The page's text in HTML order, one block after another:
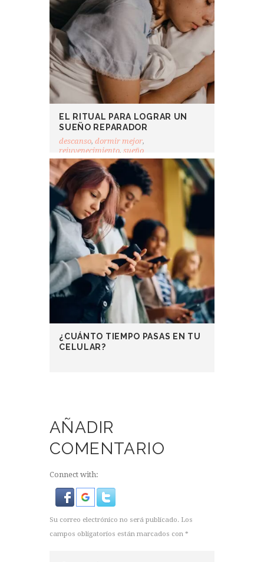
EL RITUAL PARA LOGRAR UN
SUEÑO REPARADOR
descanso,dormir mejor,
rejuvenecimiento,sueño
¿CUÁNTO TIEMPO PASAS EN TU
CELULAR?
AÑADIR
COMENTARIO
Connect with:
Su correo electrónico no será publicado. Los
campos obligatorios están marcados con *